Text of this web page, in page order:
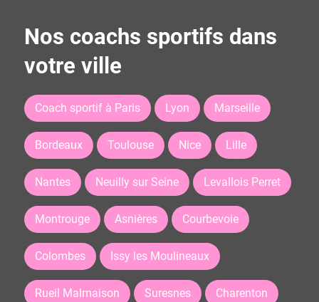
Nos coachs sportifs dans
votre ville
Coach sportif à Paris Lyon Marseille
Bordeaux Toulouse Nice Lille
Nantes Neuilly sur Seine Levallois Perret
Montrouge Asnières Courbevoie
Colombes Issy les Moulineaux
Rueil Malmaison Suresnes Charenton